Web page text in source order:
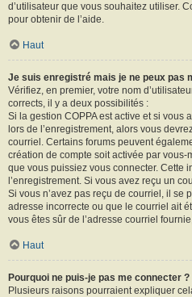
d’utilisateur que vous souhaitez utiliser.
pour obtenir de l’aide.
Haut
Je suis enregistré mais je ne peux pas
Vérifiez, en premier, votre nom
corrects, il y a deux possibilités :
Si la gestion COPPA est active et si vous
lors de l’enregistrement, alors vous
courriel. Certains forums peuvent
création de compte soit activée par
que vous puissiez vous connecter. Cette
l’enregistrement. Si vous avez reçu un
Si vous n’avez pas reçu de courriel, il se
adresse incorrecte ou que le courriel ait
vous êtes sûr de l’adresse courriel
Haut
Pourquoi ne puis-je pas me connecter ?
Plusieurs raisons pourraient expliquer